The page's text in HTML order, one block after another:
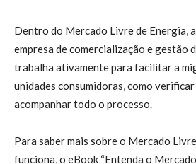
Dentro do Mercado Livre de Energia,
empresa de comercialização e gestão
trabalha ativamente para facilitar a
unidades consumidoras, como
acompanhar todo o processo.
Para saber mais sobre o Mercado
funciona, o eBook “Entenda o